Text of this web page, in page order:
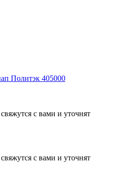
Политэк 405000
с вами и уточнят
с вами и уточнят